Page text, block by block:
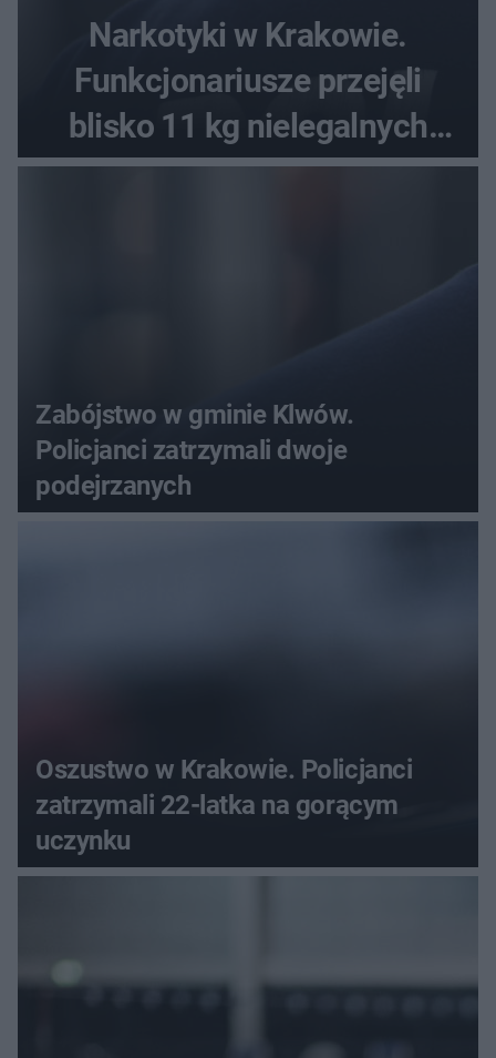
Narkotyki w Krakowie.
Funkcjonariusze przejęli
blisko 11 kg nielegalnych
substancji
Zabójstwo w gminie Klwów.
Policjanci zatrzymali dwoje
podejrzanych
Oszustwo w Krakowie. Policjanci
zatrzymali 22-latka na gorącym
uczynku